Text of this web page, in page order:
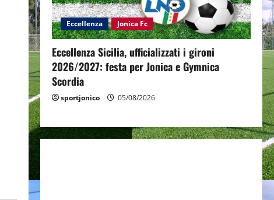
Eccellenza Jonica Fc
Eccellenza Sicilia, ufficializzati i gironi
2026/2027: festa per Jonica e Gymnica
Scordia
sportjonico 05/08/2026